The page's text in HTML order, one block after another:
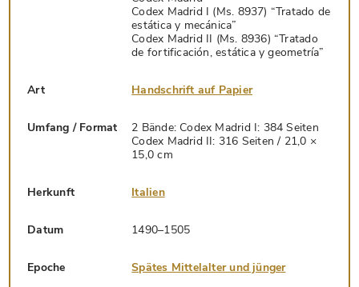
Codex Madrid I (Ms. 8937) “Tratado de
estática y mecánica”
Codex Madrid II (Ms. 8936) “Tratado
de fortificación, estática y geometría”
Art Handschrift auf Papier
Umfang / Format
2 Bände: Codex Madrid I: 384 Seiten
Codex Madrid II: 316 Seiten / 21,0 ×
15,0 cm
Herkunft Italien
Datum 1490–1505
Epoche Spätes Mittelalter und jünger